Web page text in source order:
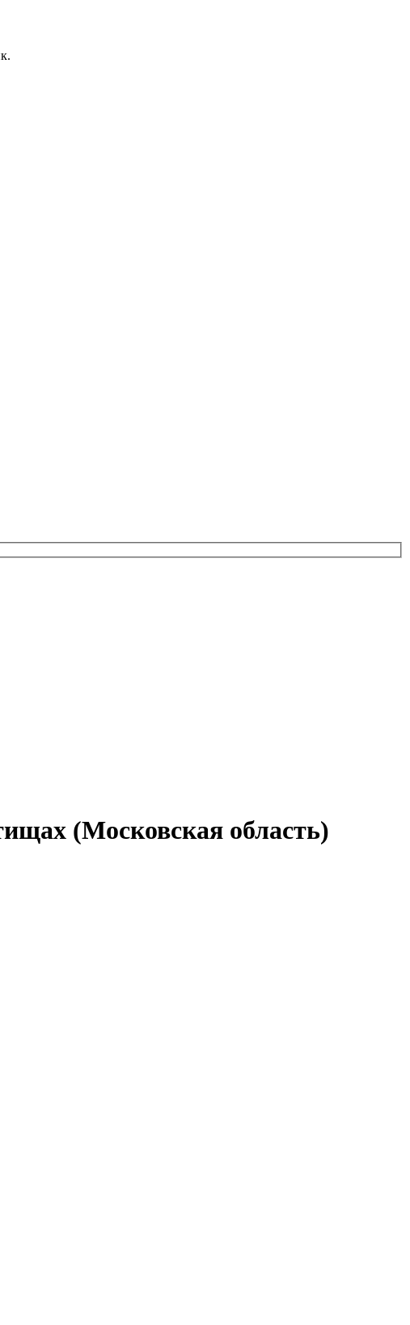
(Московская область)